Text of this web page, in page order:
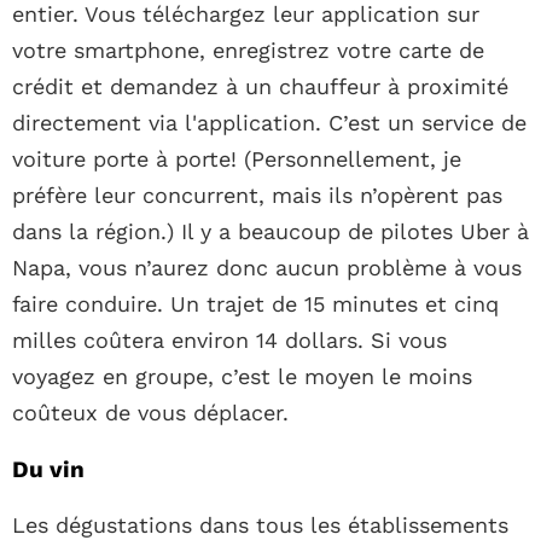
entier. Vous téléchargez leur application sur
votre smartphone, enregistrez votre carte de
crédit et demandez à un chauffeur à proximité
directement via l'application. C’est un service de
voiture porte à porte! (Personnellement, je
préfère leur concurrent, mais ils n’opèrent pas
dans la région.) Il y a beaucoup de pilotes Uber à
Napa, vous n’aurez donc aucun problème à vous
faire conduire. Un trajet de 15 minutes et cinq
milles coûtera environ 14 dollars. Si vous
voyagez en groupe, c’est le moyen le moins
coûteux de vous déplacer.
Du vin
Les dégustations dans tous les établissements